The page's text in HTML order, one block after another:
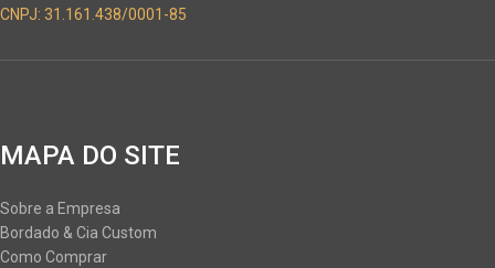
CNPJ: 31.161.438/0001-85
MAPA DO SITE
Sobre a Empresa
Bordado & Cia Custom
Como Comprar